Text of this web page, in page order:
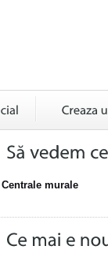
Centrale murale